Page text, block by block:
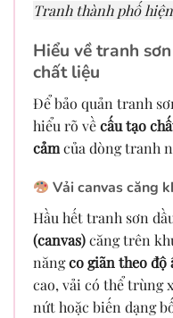
Tranh thành phố
Hiểu về tranh
chất liệu
Để bảo quản tranh
hiểu rõ vềcấu tạo
cảmcủa dòng tranh
Vải canvas căng
Hầu hết tranh sơn
(canvas)căng trên
năngco giãn theo độ
cao, vải có thể trùng
nứt hoặc biến dạng